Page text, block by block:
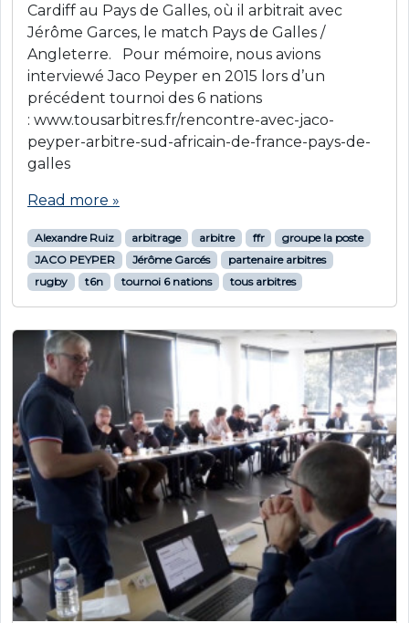
Cardiff au Pays de Galles, où il arbitrait avec
Jérôme Garces, le match Pays de Galles /
Angleterre. Pour mémoire, nous avions
interviewé Jaco Peyper en 2015 lors d’un
précédent tournoi des 6 nations
: www.tousarbitres.fr/rencontre-avec-jaco-
peyper-arbitre-sud-africain-de-france-pays-de-
galles
Read more »
Alexandre Ruiz arbitrage arbitre ffr
groupe la poste
JACO PEYPER
Jérôme Garcés
partenaire arbitres
rugby
t6n tournoi 6 nations tous arbitres